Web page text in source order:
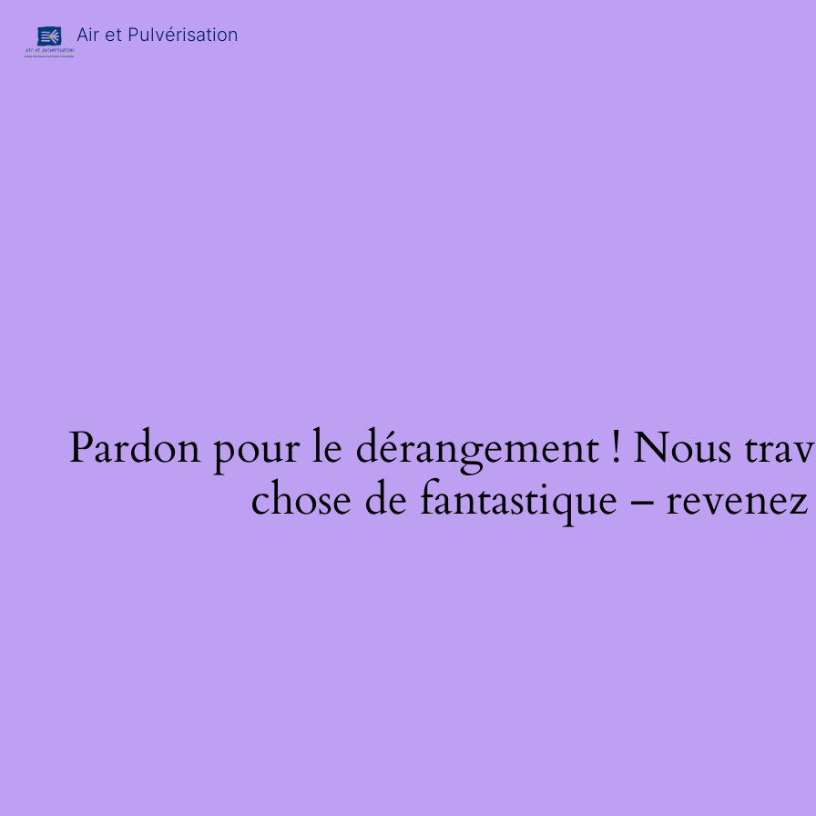
Air et Pulvérisation
Pardon pour le dérangement ! Nous
chose de fantastique –